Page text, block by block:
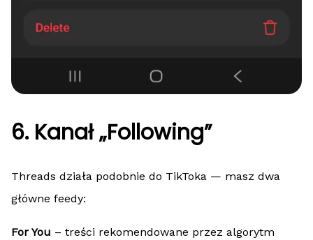
6. Kanał „Following”
Threads działa podobnie do TikToka — masz dwa
główne feedy:
For You – treści rekomendowane przez algorytm